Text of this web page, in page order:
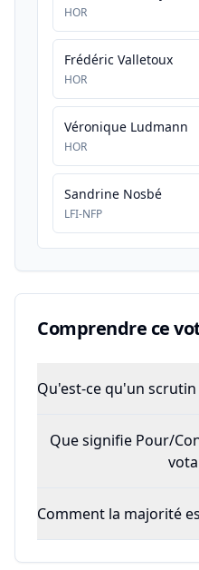
HOR
Frédéric Valletoux
HOR
Véronique Ludmann
HOR
Sandrine Nosbé
LFI-NFP
Comprendre ce
Qu'est-ce qu'un scrutin
Que signifie Pour/
Comment la majorité